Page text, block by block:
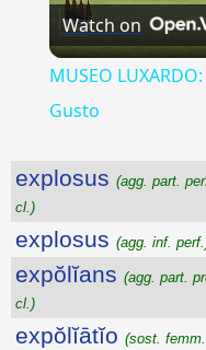
Watch on
MUSEO
Gusto
explosus (agg. part.
cl.)
explosus (agg. inf.
expŏlĭans (agg. part.
cl.)
expŏlĭātĭo (sost.